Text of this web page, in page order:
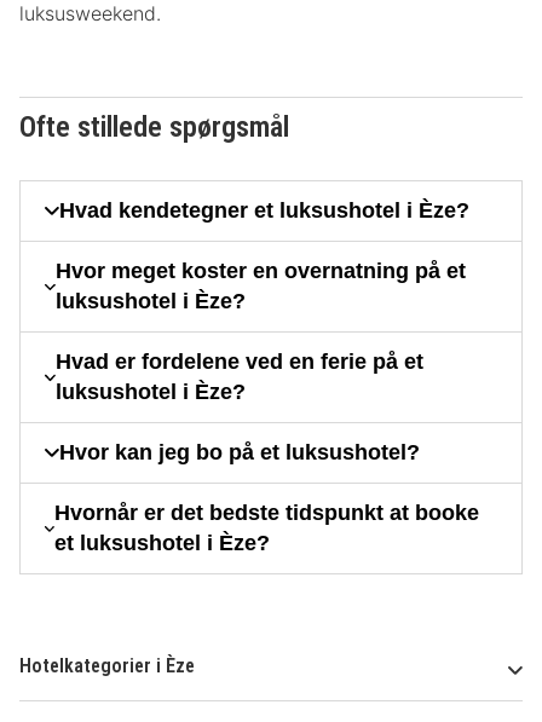
luksusweekend.
Ofte stillede spørgsmål
Hvad kendetegner et luksushotel i Èze?
Hvor meget koster en overnatning på et
luksushotel i Èze?
Hvad er fordelene ved en ferie på et
luksushotel i Èze?
Hvor kan jeg bo på et luksushotel?
Hvornår er det bedste tidspunkt at booke
et luksushotel i Èze?
Hotelkategorier i Èze